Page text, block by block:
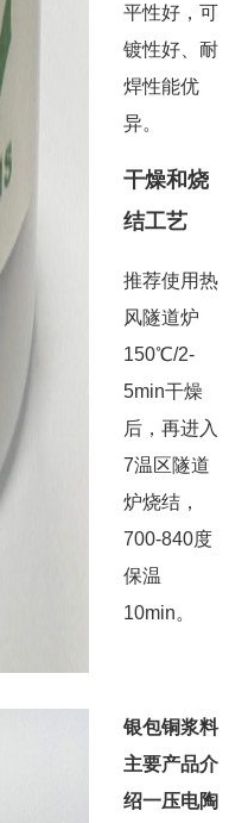
平性好，可
镀性好、耐
焊性能优
异。
干燥和烧
结工艺
推荐使用热
风隧道炉
150℃/2-
5min干燥
后，再进入
7温区隧道
炉烧结，
700-840度
保温
10min。
银包铜浆料
主要产品介
绍一压电陶